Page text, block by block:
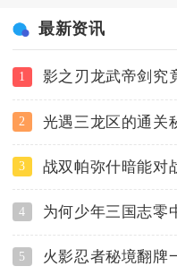
最新资讯
1 影之刃龙武帝剑究
2 光遇三龙区的通关
3 战双帕弥什暗能对
4
5 火影忍者秘境翻牌